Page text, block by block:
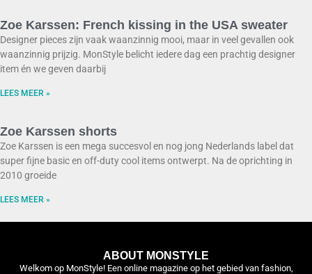
Zoe Karssen: French kissing in the USA sweater
Designer pieces zijn vaak waanzinnig mooi, maar in veel gevallen ook
waanzinnig prijzig. MonStyle belicht iedere dag een prachtig designer
item én we geven daarbij
LEES MEER »
Zoe Karssen shorts
Zoe Karssen is een mega succesvol en nog jong Nederlands label dat
super fijne basic en off-duty cool items ontwerpt. Na de oprichting in
2010 groeide
LEES MEER »
ABOUT MONSTYLE
Welkom op MonStyle! Een online magazine op het gebied van fashion,